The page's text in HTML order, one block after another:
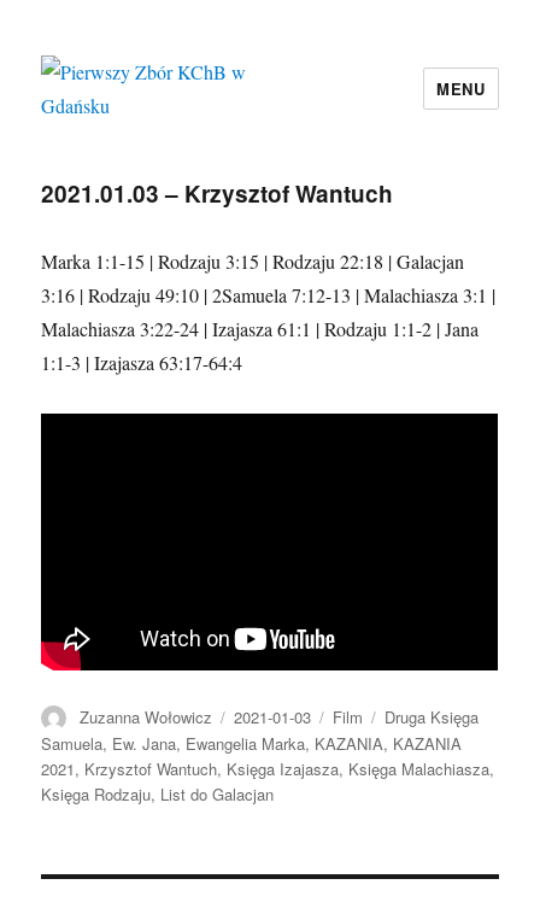
MENU
2021.01.03 – Krzysztof Wantuch
Marka 1:1-15 | Rodzaju 3:15 | Rodzaju 22:18 | Galacjan
3:16 | Rodzaju 49:10 | 2Samuela 7:12-13 | Malachiasza 3:1 |
Malachiasza 3:22-24 | Izajasza 61:1 | Rodzaju 1:1-2 | Jana
1:1-3 | Izajasza 63:17-64:4
Autor
Zuzanna Wołowicz
Data
publikacji
2021-01-03 Format
Film Kategorie
Druga Księga
Samuela, Ew. Jana, Ewangelia Marka, KAZANIA, KAZANIA
2021, Krzysztof Wantuch, Księga Izajasza, Księga Malachiasza,
Księga Rodzaju, List do Galacjan